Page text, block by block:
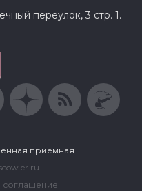
переулок, 3 стр. 1.
приемная
соглашение